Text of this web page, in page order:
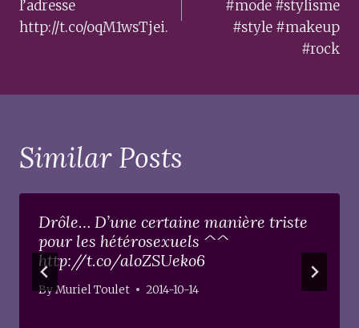
l’adresse
http://t.co/oqM1wsTjei.
#mode #stylisme
#style #makeup
#rock
Similar Posts
Drôle… D’une certaine manière triste
pour les hétérosexuels ^^
http://t.co/aloZSUeko6
ByMuriel Toulet 2014-10-14